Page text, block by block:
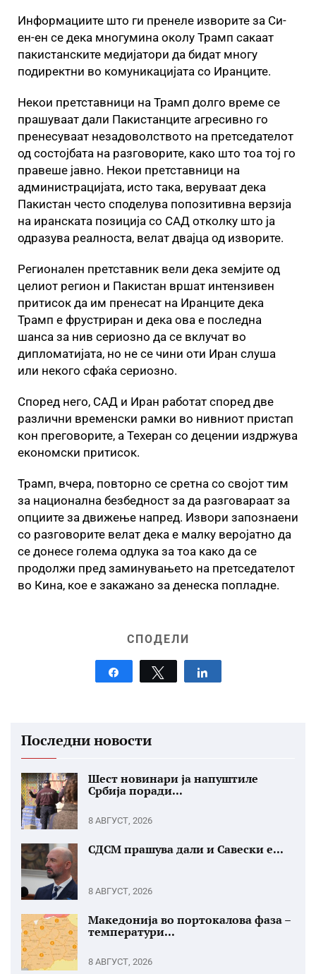
Информациите што ги пренеле изворите за Си-
ен-ен се дека многумина околу Трамп сакаат
пакистанските медијатори да бидат многу
подиректни во комуникацијата со Иранците.
Некои претставници на Трамп долго време се
прашуваат дали Пакистанците агресивно го
пренесуваат незадоволството на претседателот
од состојбата на разговорите, како што тоа тој го
правеше јавно. Некои претставници на
администрацијата, исто така, веруваат дека
Пакистан често споделува попозитивна верзија
на иранската позиција со САД отколку што ја
одразува реалноста, велат двајца од изворите.
Регионален претставник вели дека земјите од
целиот регион и Пакистан вршат интензивен
притисок да им пренесат на Иранците дека
Трамп е фрустриран и дека ова е последна
шанса за нив сериозно да се вклучат во
дипломатијата, но не се чини оти Иран слуша
или некого сфаќа сериозно.
Според него, САД и Иран работат според две
различни временски рамки во нивниот пристап
кон преговорите, а Техеран со децении издржува
економски притисок.
Трамп, вчера, повторно се сретна со својот тим
за национална безбедност за да разговараат за
опциите за движење напред. Извори запознаени
со разговорите велат дека е малку веројатно да
се донесе голема одлука за тоа како да се
продолжи пред заминувањето на претседателот
во Кина, кое е закажано за денеска попладне.
СПОДЕЛИ
Tweet
Последни новости
Шест новинари ја напуштиле
Србија поради...
8 АВГУСТ, 2026
СДСМ прашува дали и Савески е...
8 АВГУСТ, 2026
Македонија во портокалова фаза –
температури...
8 АВГУСТ, 2026